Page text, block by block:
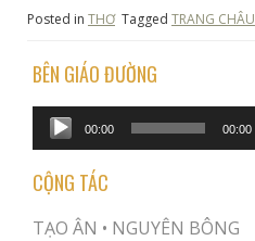
Posted in THƠ Tagged TRANG CHÂU
BÊN GIÁO ĐƯỜNG
Audio
Player
00:00 00:00
CỘNG TÁC
TẠO ÂN • NGUYÊN BÔNG